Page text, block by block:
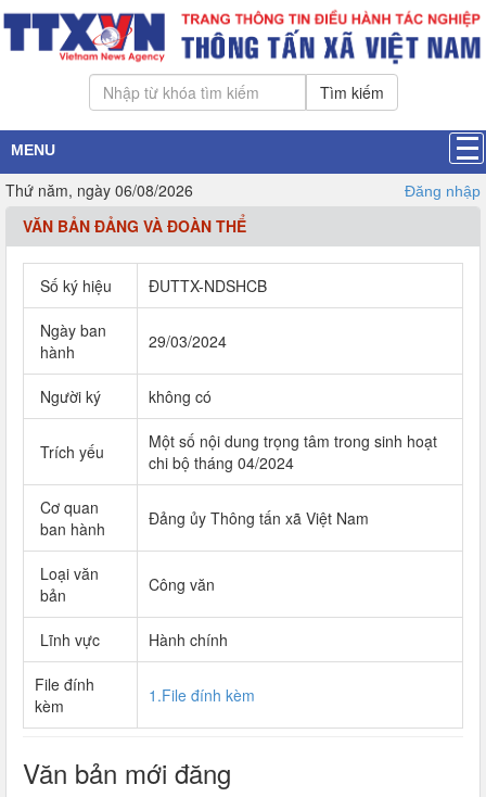
Tìm kiếm
MENU
Thứ năm, ngày 06/08/2026 Đăng nhập
VĂN BẢN ĐẢNG VÀ ĐOÀN THỂ
Số ký hiệu ĐUTTX-NDSHCB
Ngày ban
hành
29/03/2024
Người ký không có
Trích yếu
Một số nội dung trọng tâm trong sinh hoạt
chi bộ tháng 04/2024
Cơ quan
ban hành
Đảng ủy Thông tấn xã Việt Nam
Loại văn
bản
Công văn
Lĩnh vực Hành chính
File đính
kèm
1.File đính kèm
Văn bản mới đăng